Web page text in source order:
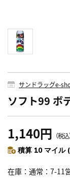
サンドラッグe-
ソフト99 ボ
1,140円 （税込
積算 10 マイル
在庫 通常：7-11